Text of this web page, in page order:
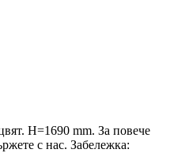
Н=1690 mm. За повече
с нас. Забележка: